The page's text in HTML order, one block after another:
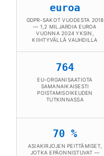
euroa
GDPR-SAKOT VUODESTA 2018
— 1,2 MILJARDIA EUROA
VUONNA 2024 YKSIN,
KIIHTYVÄLLÄ VAUHDILLA
764
EU-ORGANISAATIOTA
SAMANAIKAISESTI
POISTAMISOIKEUDEN
TUTKINNASSA
70 %
ASIAKIRJOJEN PEITTÄMISET,
JOTKA EPÄONNISTUVAT —